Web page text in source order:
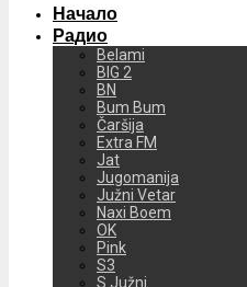
Начало
Радио
Belami
BIG 2
BN
Bum Bum
Čaršija
Extra FM
Jat
Jugomanija
Južni Vetar
Naxi Boem
OK
Pink
S3
S Južni